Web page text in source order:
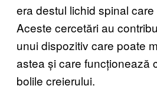
era destul lichid spinal
Aceste cercetări au
unui dispozitiv care poate
astea și care funcționează
bolile creierului.